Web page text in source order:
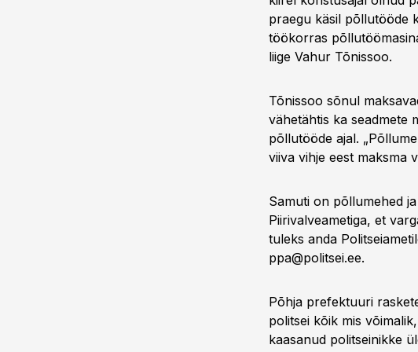
praegu käsil põllutööde
töökorras
liige Vahur Tõnissoo.
Tõnissoo sõnul
vähetähtis ka seadmete
põllutööde ajal.
viiva vihje eest maksma
Samuti on põllumehed
Piirivalveametiga, et
tuleks anda
ppa@politsei.ee.
Põhja prefektuuri
politsei kõik mis
kaasanud politseinikke